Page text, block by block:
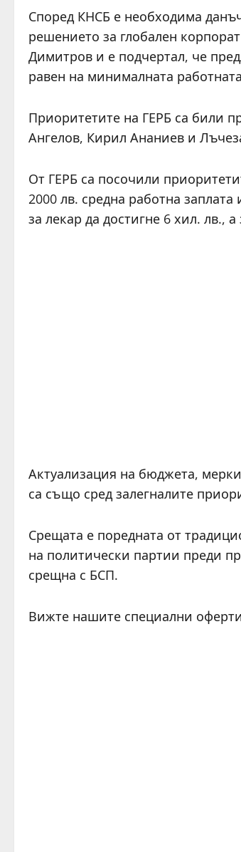
Според КНСБ е необходима
решението за глобален
Димитров и е подчертал, че
равен на минималната
Приоритетите на ГЕРБ са били
Ангелов, Кирил Ананиев и
От ГЕРБ са посочили
2000 лв. средна работна
за лекар да достигне 6 хил. лв.,
Актуализация на бюджета,
са също сред залегналите
Срещата е поредната от
на политически партии преди
срещна с БСП.
Вижте нашите специални